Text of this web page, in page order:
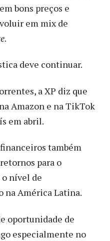
bons preços e
em mix de
.
deve continuar.
a XP diz que
Amazon e na TikTok
em abril.
também
para o
o nível de
na América Latina.
oportunidade de
especialmente no